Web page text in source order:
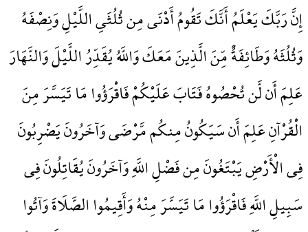
إِنَّ رَبَّكَ يَعْلَمُ أَنَّكَ تَقُومُ أَدْنَى مِن ثُلُثَيِ اللَّيْلِ وَنِصْفَهُ
وَثُلُثَهُ وَطَائِفَةٌ مِّنَ الَّذِينَ مَعَكَ وَاللَّهُ يُقَدِّرُ اللَّيْلَ وَالنَّهَارَ
عَلِمَ أَن لَّن تُحْصُوهُ فَتَابَ عَلَيْكُمْ فَاقْرَؤُوا مَا تَيَسَّرَ مِنَ
الْقُرْآنِ عَلِمَ أَن سَيَكُونُ مِنكُم مَّرْضَى وَآخَرُونَ يَضْرِبُونَ
فِي الْأَرْضِ يَبْتَغُونَ مِن فَضْلِ اللَّهِ وَآخَرُونَ يُقَاتِلُونَ فِي
سَبِيلِ اللَّهِ فَاقْرَؤُوا مَا تَيَسَّرَ مِنْهُ وَأَقِيمُوا الصَّلَاةَ وَآتُوا